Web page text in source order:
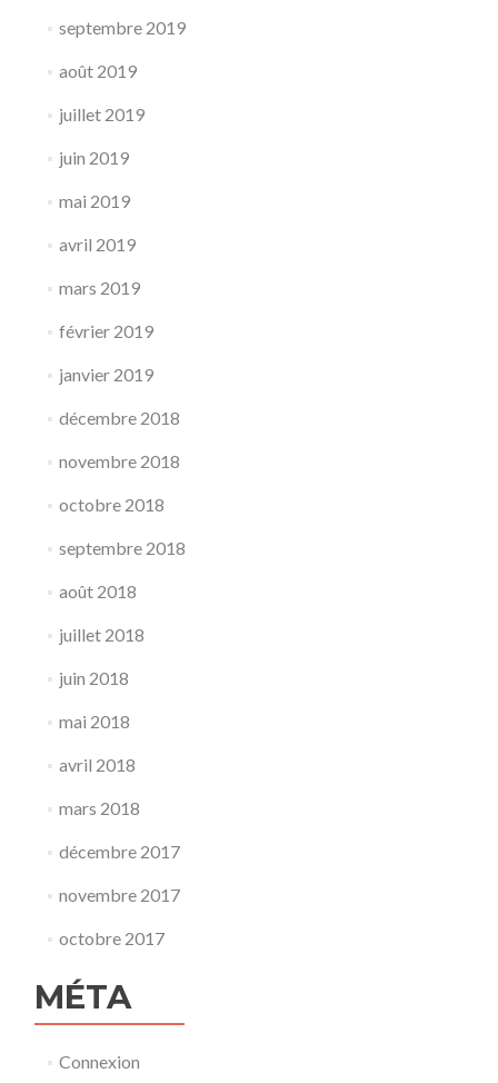
septembre 2019
août 2019
juillet 2019
juin 2019
mai 2019
avril 2019
mars 2019
février 2019
janvier 2019
décembre 2018
novembre 2018
octobre 2018
septembre 2018
août 2018
juillet 2018
juin 2018
mai 2018
avril 2018
mars 2018
décembre 2017
novembre 2017
octobre 2017
MÉTA
Connexion